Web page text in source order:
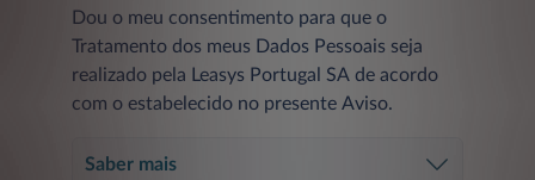
Dou o meu consentimento para que o
Tratamento dos meus Dados Pessoais seja
realizado pela Leasys Portugal SA de acordo
com o estabelecido no presente Aviso.
Saber mais